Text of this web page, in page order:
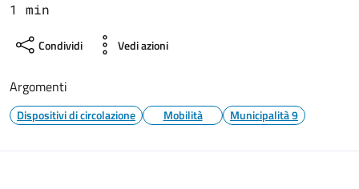
1 min
Condividi Vedi azioni
Argomenti
Dispositivi di circolazione Mobilità Municipalità 9